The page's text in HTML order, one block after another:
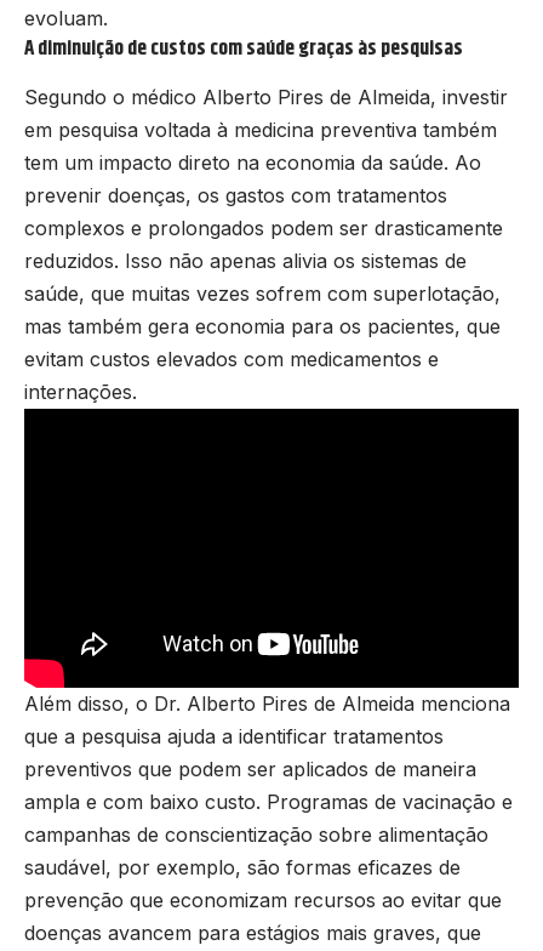
evoluam.
A diminuição de custos com saúde graças às pesquisas
Segundo o médico Alberto Pires de Almeida, investir
em pesquisa voltada à medicina preventiva também
tem um impacto direto na economia da saúde. Ao
prevenir doenças, os gastos com tratamentos
complexos e prolongados podem ser drasticamente
reduzidos. Isso não apenas alivia os sistemas de
saúde, que muitas vezes sofrem com superlotação,
mas também gera economia para os pacientes, que
evitam custos elevados com medicamentos e
internações.
Além disso, o Dr. Alberto Pires de Almeida menciona
que a pesquisa ajuda a identificar tratamentos
preventivos que podem ser aplicados de maneira
ampla e com baixo custo. Programas de vacinação e
campanhas de conscientização sobre alimentação
saudável, por exemplo, são formas eficazes de
prevenção que economizam recursos ao evitar que
doenças avancem para estágios mais graves, que